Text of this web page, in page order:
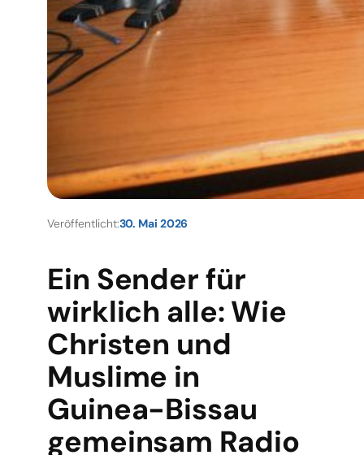
Veröffentlicht:30. Mai 2026
Ein Sender für
wirklich alle: Wie
Christen und
Muslime in
Guinea-Bissau
gemeinsam Radio